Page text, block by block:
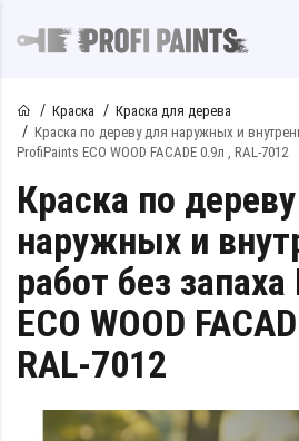
Краска
Краска для дерева
Краска по дереву для наружных и
ProfiPaints ECO WOOD FACADE 0.9л , RAL-7012
Краска по
наружных и
работ без
ECO WOOD
RAL-7012